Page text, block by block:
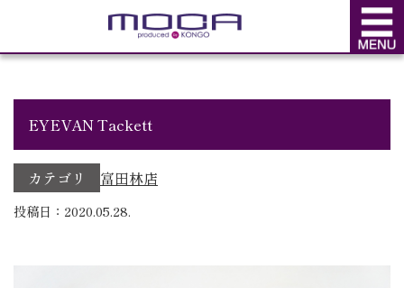
BLOG
EYEVAN Tackett
カテゴリ 富田林店
投稿日：2020.05.28.